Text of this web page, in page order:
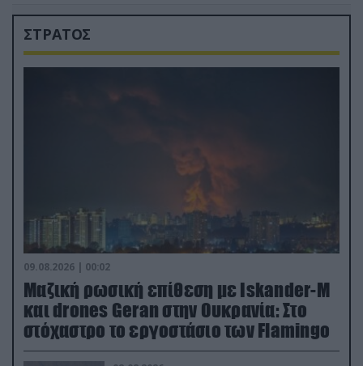
ΣΤΡΑΤΟΣ
09.08.2026 | 00:02
Μαζική ρωσική επίθεση με Iskander-M
και drones Geran στην Ουκρανία: Στο
στόχαστρο το εργοστάσιο των Flamingo